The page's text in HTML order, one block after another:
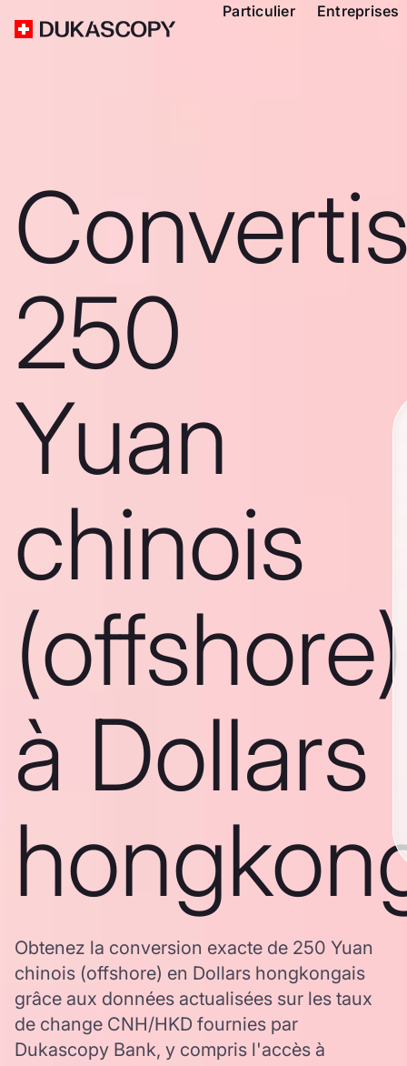
Particulier Entreprises
250
Yuan
chinois
(offshore)
à Dollars
Obtenez la conversion exacte de 250 Yuan
chinois (offshore) en Dollars hongkongais
grâce aux données actualisées sur les taux
de change CNH/HKD fournies par
Dukascopy Bank, y compris l'accès à